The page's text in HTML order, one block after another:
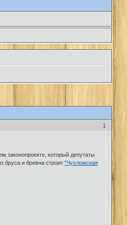
1
законопроекте, который депутаты
бруса и бревна строит"Чухломская